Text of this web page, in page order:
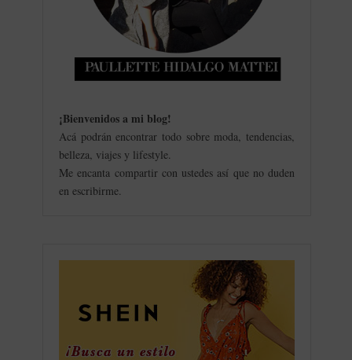
¡Bienvenidos a mi blog!
Acá podrán encontrar todo sobre moda, tendencias,
belleza, viajes y lifestyle.
Me encanta compartir con ustedes así que no duden
en escribirme.